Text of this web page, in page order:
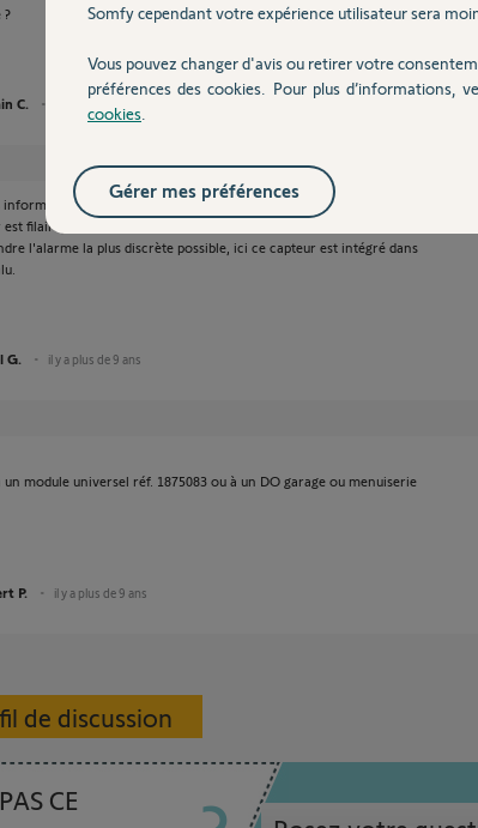
?
C. il y a plus de 9 ans
filaire, quel type de module compatible faudrait-il brancher ?
l'alarme la plus discrète possible, ici ce capteur est intégré dans
G. il y a plus de 9 ans
module universel réf. 1875083 ou à un DO garage ou menuiserie
P. il y a plus de 9 ans
de discussion
CE
Somfy cependant votre expérience utilisateur sera
Vous pouvez changer d'avis ou retirer votre
préférences des cookies. Pour plus d’informations,
cookies
Gérer mes préférences